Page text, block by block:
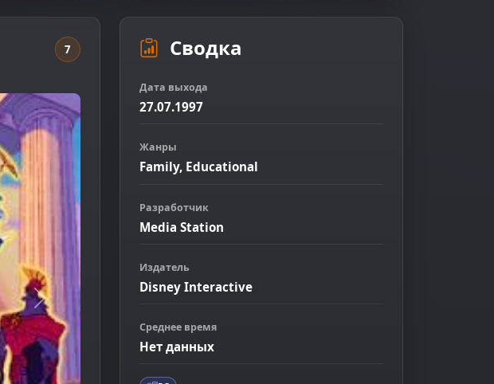
7
Следующее изображение
Сводка
Дата выхода
27.07.1997
Жанры
Family, Educational
Разработчик
Media Station
Издатель
Disney Interactive
Среднее время
Нет данных